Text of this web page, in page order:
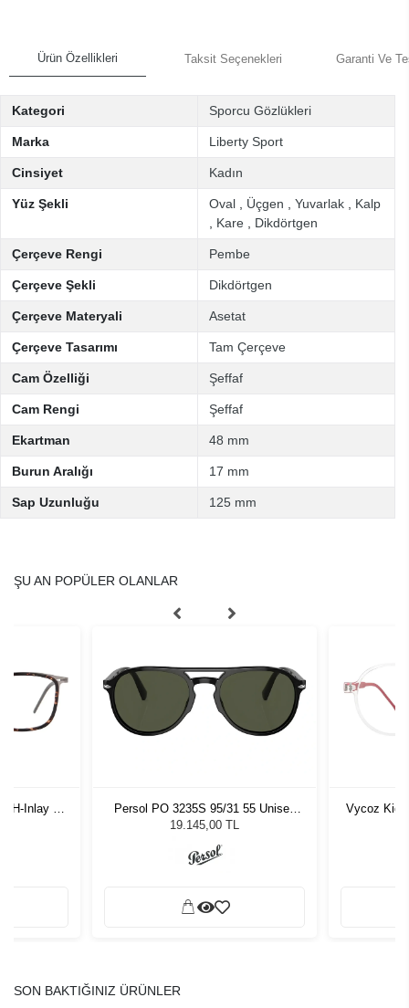
Ürün Özellikleri Taksit Seçenekleri Garanti Ve
Kategori Sporcu Gözlükleri
Marka Liberty Sport
Cinsiyet Kadın
Yüz Şekli Oval Üçgen Yuvarlak
Kalp
Kare Dikdörtgen
Çerçeve Rengi Pembe
Çerçeve Şekli Dikdörtgen
Çerçeve Materyali Asetat
Çerçeve Tasarımı Tam Çerçeve
Cam Özelliği Şeffaf
Cam Rengi Şeffaf
Ekartman 48 mm
Burun Aralığı 17 mm
Sap Uzunluğu 125 mm
ŞU AN POPÜLER OLANLAR
H-Inlay 53-
Persol PO 3235S 95/31 55 Unisex
Güneş Gözlüğü
19.145,00 TL
Vycoz Kids
SON BAKTIĞINIZ ÜRÜNLER